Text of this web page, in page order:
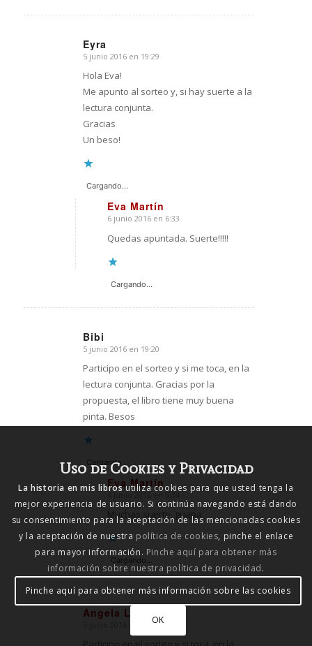
Eyra
Dice:
5 junio 2016 en 19:29
Hola Eva!
Me apunto al sorteo y, si hay suerte a la
lectura conjunta.
Gracias
Un beso!
Cargando...
Eva Martín
Dice:
6 junio 2016 en 6:33
Quedas apuntada. Suerte!!!!!
Cargando...
Bibi
Dice:
5 junio 2016 en 19:20
Participo en el sorteo y si me toca, en la
lectura conjunta. Gracias por la
propuesta, el libro tiene muy buena
pinta. Besos
Cargando...
Eva Martín
6 junio 2016 en 6:34
Muchas suerte, guapa.
Cargando...
Angela Leon
5 junio 2016 en 18:51
Uso de Cookies y Privacidad
La historia en mis librosutiliza cookies para que usted tenga la
mejor experiencia de usuario. Si continúa navegando está dando
su consentimiento para la aceptación de las mencionadas cookies
y la aceptación de nuestra política de cookies, pinche el enlace
para mayor información. Pinche aquí para obtener más
información sobre nuestra política de privacidad.
Pinche aquí para obtener más información sobre las cookies
OK